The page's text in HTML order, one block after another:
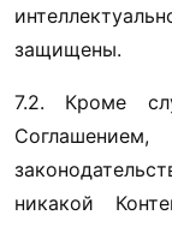
защищены.
7.2. Кроме
никакой